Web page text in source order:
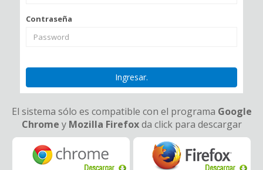
Contraseña
Ingresar.
El sistema sólo es compatible con el programa Google
Chrome y Mozilla Firefoxda click para descargar